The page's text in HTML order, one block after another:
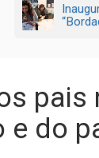
pais
e do